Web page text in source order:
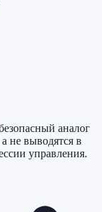
аналог
не выводятся в
управления.